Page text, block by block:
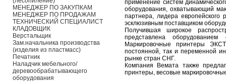
МЕНЕДЖЕР ПО ЗАКУПКАМ
МЕНЕДЖЕР ПО ПРОДАЖАМ
ТЕХНИЧЕСКИЙ СПЕЦИАЛИСТ
КЛАДОВЩИК
Верстальщик
Зам.начальника производства
(изделия из пластмасс)
Печатник
Наладчик мебельного/
деревообрабатывающего
оборудования
применение систем
оборудования, охватывающий
партнера, лидера
эсклюзивным поставщиком
Получившая широкое
представлена оборудованием
Маркировочные принтеры
постоянной, так и переменной
рынке стран СНГ.
Компания Вемата также
принтеры, весовые